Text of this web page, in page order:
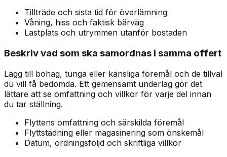
Tillträde och sista tid för överlämning
Våning, hiss och faktisk bärväg
Lastplats och utrymmen utanför bostaden
Beskriv vad som ska samordnas i samma offert
Lägg till bohag, tunga eller känsliga föremål och de tillval
du vill få bedömda. Ett gemensamt underlag gör det
lättare att se omfattning och villkor för varje del innan
du tar ställning.
Flyttens omfattning och särskilda föremål
Flyttstädning eller magasinering som önskemål
Datum, ordningsföljd och skriftliga villkor